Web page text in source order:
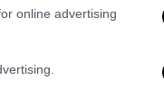
online advertising
των
τις